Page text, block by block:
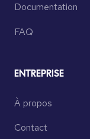
Documentation
FAQ
ENTREPRISE
À propos
Contact